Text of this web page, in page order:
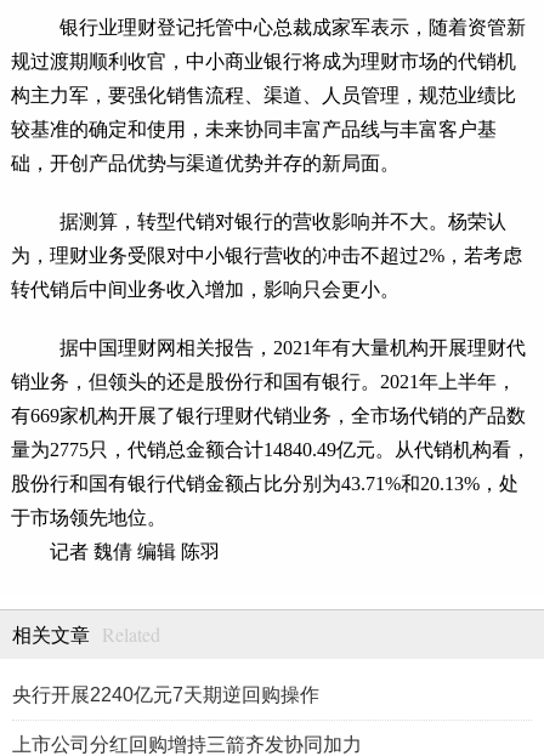
银行业理财登记托管中心总裁成家军表示，随着资管新
规过渡期顺利收官，中小商业银行将成为理财市场的代销机
构主力军，要强化销售流程、渠道、人员管理，规范业绩比
较基准的确定和使用，未来协同丰富产品线与丰富客户基
础，开创产品优势与渠道优势并存的新局面。
据测算，转型代销对银行的营收影响并不大。杨荣认
为，理财业务受限对中小银行营收的冲击不超过2%，若考虑
转代销后中间业务收入增加，影响只会更小。
据中国理财网相关报告，2021年有大量机构开展理财代
销业务，但领头的还是股份行和国有银行。2021年上半年，
有669家机构开展了银行理财代销业务，全市场代销的产品数
量为2775只，代销总金额合计14840.49亿元。从代销机构看，
股份行和国有银行代销金额占比分别为43.71%和20.13%，处
于市场领先地位。
记者 魏倩 编辑 陈羽
相关文章 Related
央行开展2240亿元7天期逆回购操作
上市公司分红回购增持三箭齐发协同加力